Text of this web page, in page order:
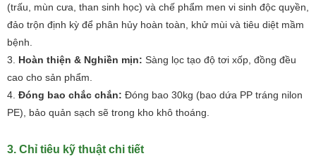
(trấu, mùn cưa, than sinh học) và chế phẩm men vi sinh độc quyền,
đảo trộn định kỳ để phân hủy hoàn toàn, khử mùi và tiêu diệt mầm
bệnh.
Hoàn thiện & Nghiền mịn: Sàng lọc tạo độ tơi xốp, đồng đều
cao cho sản phẩm.
Đóng bao chắc chắn: Đóng bao 30kg (bao dứa PP tráng nilon
PE), bảo quản sạch sẽ trong kho khô thoáng.
3. Chỉ tiêu kỹ thuật chi tiết